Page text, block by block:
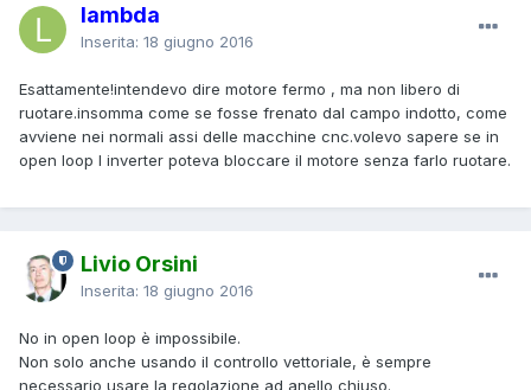
lambda
Inserita: 18 giugno 2016
Esattamente!intendevo dire motore fermo , ma non libero di
ruotare.insomma come se fosse frenato dal campo indotto, come
avviene nei normali assi delle macchine cnc.volevo sapere se in
open loop l inverter poteva bloccare il motore senza farlo ruotare.
Livio Orsini
Inserita: 18 giugno 2016
No in open loop è impossibile.
Non solo anche usando il controllo vettoriale, è sempre
necessario usare la regolazione ad anello chiuso.